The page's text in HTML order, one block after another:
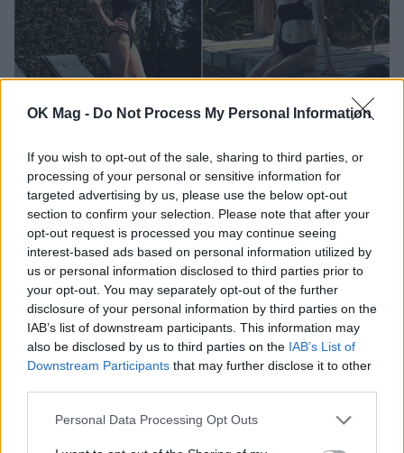
OK Mag - Do Not Process My Personal Information
If you wish to opt-out of the sale, sharing to third parties, or
processing of your personal or sensitive information for
targeted advertising by us, please use the below opt-out
section to confirm your selection. Please note that after your
opt-out request is processed you may continue seeing
interest-based ads based on personal information utilized by
us or personal information disclosed to third parties prior to
your opt-out. You may separately opt-out of the further
disclosure of your personal information by third parties on the
IAB’s list of downstream participants. This information may
also be disclosed by us to third parties on the IAB’s List of
Downstream Participants that may further disclose it to other
Personal Data Processing Opt Outs
Κωνσταντίνα Μιχαήλ: Επέλεξε το τέλειο
μαγιό για να αναδείξει τη σιλουέτα της
ΜΟΔΑ